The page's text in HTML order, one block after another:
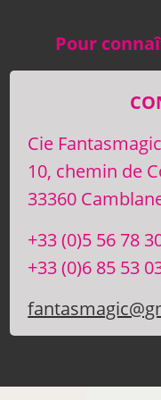
Pour
Cie Fantasmagic
10, chemin de
33360
+33 (0)5 56 78
+33 (0)6 85 53